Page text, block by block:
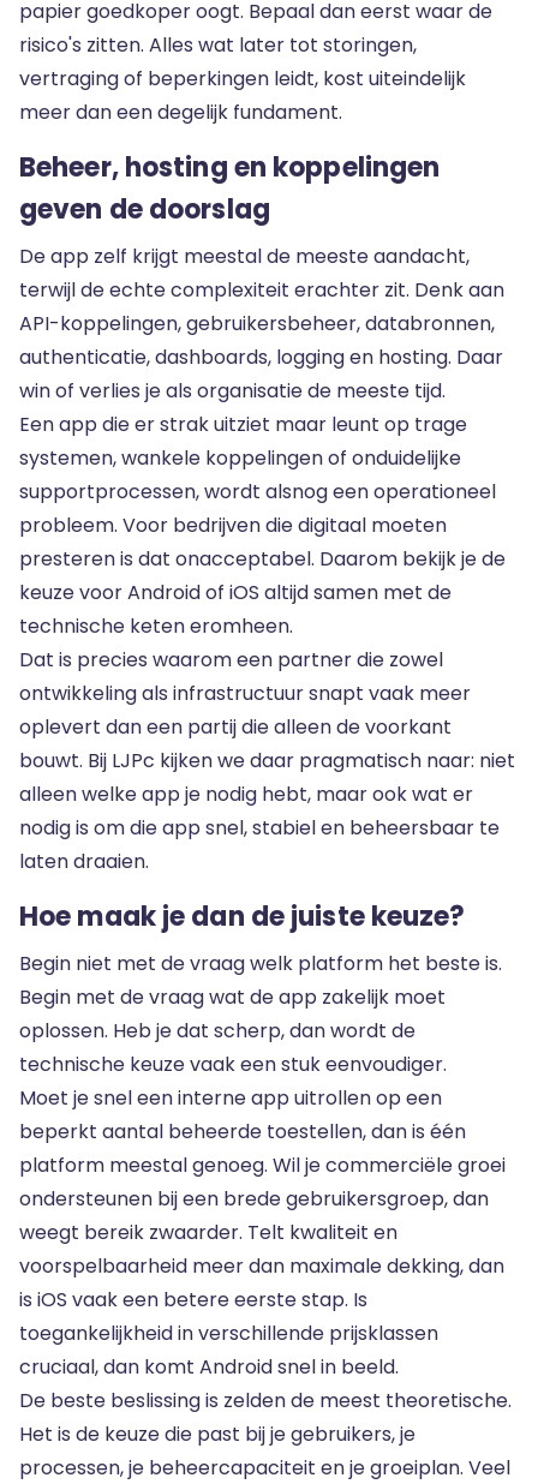
papier goedkoper oogt. Bepaal dan eerst waar de
risico's zitten. Alles wat later tot storingen,
vertraging of beperkingen leidt, kost uiteindelijk
meer dan een degelijk fundament.
Beheer, hosting en koppelingen
geven de doorslag
De app zelf krijgt meestal de meeste aandacht,
terwijl de echte complexiteit erachter zit. Denk aan
API-koppelingen, gebruikersbeheer, databronnen,
authenticatie, dashboards, logging en hosting. Daar
win of verlies je als organisatie de meeste tijd.
Een app die er strak uitziet maar leunt op trage
systemen, wankele koppelingen of onduidelijke
supportprocessen, wordt alsnog een operationeel
probleem. Voor bedrijven die digitaal moeten
presteren is dat onacceptabel. Daarom bekijk je de
keuze voor Android of iOS altijd samen met de
technische keten eromheen.
Dat is precies waarom een partner die zowel
ontwikkeling als infrastructuur snapt vaak meer
oplevert dan een partij die alleen de voorkant
bouwt. Bij LJPc kijken we daar pragmatisch naar: niet
alleen welke app je nodig hebt, maar ook wat er
nodig is om die app snel, stabiel en beheersbaar te
laten draaien.
Hoe maak je dan de juiste keuze?
Begin niet met de vraag welk platform het beste is.
Begin met de vraag wat de app zakelijk moet
oplossen. Heb je dat scherp, dan wordt de
technische keuze vaak een stuk eenvoudiger.
Moet je snel een interne app uitrollen op een
beperkt aantal beheerde toestellen, dan is één
platform meestal genoeg. Wil je commerciële groei
ondersteunen bij een brede gebruikersgroep, dan
weegt bereik zwaarder. Telt kwaliteit en
voorspelbaarheid meer dan maximale dekking, dan
is iOS vaak een betere eerste stap. Is
toegankelijkheid in verschillende prijsklassen
cruciaal, dan komt Android snel in beeld.
De beste beslissing is zelden de meest theoretische.
Het is de keuze die past bij je gebruikers, je
processen, je beheercapaciteit en je groeiplan. Veel